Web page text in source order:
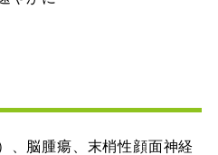
、脳腫瘍、末梢性顔面神経